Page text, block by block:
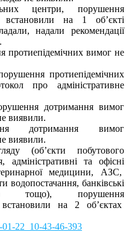
центри, порушення
встановили на 1 об’єкті
надали рекомендації
протиепідемічних вимог не
протиепідемічних
про адміністративне
дотримання вимог
виявили.
дотримання вимог
виявили.
(об’єкти побутового
адміністративні та офісні
медицини, АЗС,
водопостачання, банківські
тощо), порушення
на 2 об’єктах